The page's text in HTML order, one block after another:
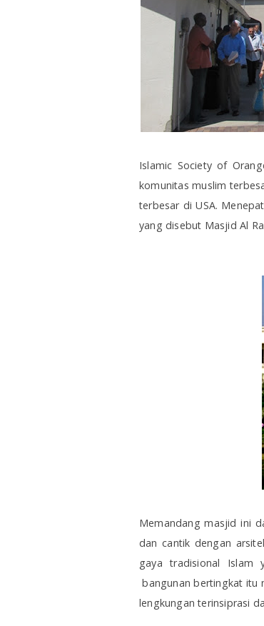
Islamic Society of
komunitas muslim
terbesar di USA.
yang disebut Masjid Al
Memandang masjid ini
dan cantik dengan
gaya tradisional Islam
bangunan bertingkat itu
lengkungan terinsiprasi